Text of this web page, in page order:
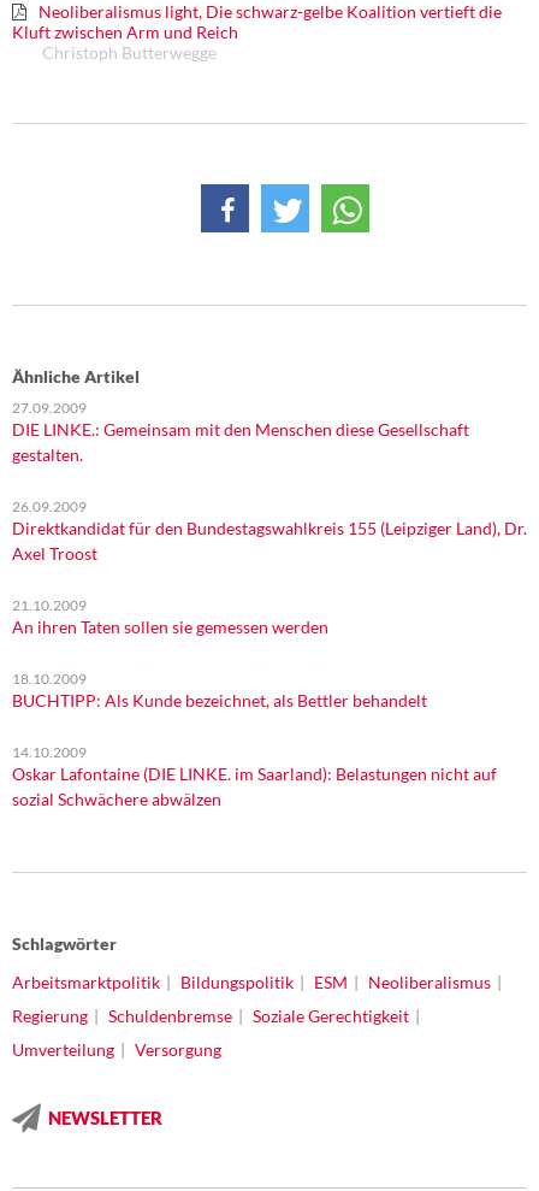
Neoliberalismus light, Die schwarz-gelbe Koalition vertieft die
Kluft zwischen Arm und Reich
Christoph Butterwegge
Ähnliche Artikel
27.09.2009
DIE LINKE.: Gemeinsam mit den Menschen diese Gesellschaft
gestalten.
26.09.2009
Direktkandidat für den Bundestagswahlkreis 155 (Leipziger Land), Dr.
Axel Troost
21.10.2009
An ihren Taten sollen sie gemessen werden
18.10.2009
BUCHTIPP: Als Kunde bezeichnet, als Bettler behandelt
14.10.2009
Oskar Lafontaine (DIE LINKE. im Saarland): Belastungen nicht auf
sozial Schwächere abwälzen
Schlagwörter
Arbeitsmarktpolitik
Bildungspolitik ESM
Neoliberalismus
Regierung
Schuldenbremse
Soziale Gerechtigkeit
Umverteilung
Versorgung
NEWSLETTER